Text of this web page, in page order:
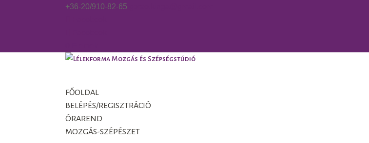
+36-20/910-82-65
FŐOLDAL
BELÉPÉS/REGISZTRÁCIÓ
ÓRAREND
MOZGÁS-SZÉPÉSZET